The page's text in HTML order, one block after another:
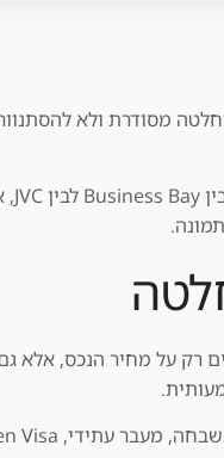
מסודרת ולא
על מחיר הנכס, אלא